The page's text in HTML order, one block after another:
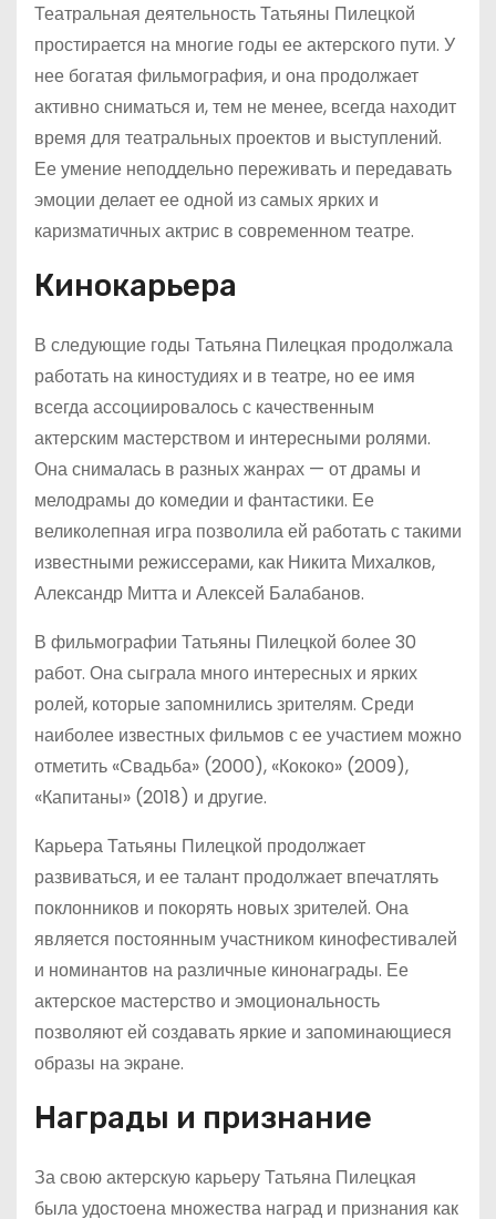
Театральная деятельность Татьяны Пилецкой
простирается на многие годы ее актерского пути. У
нее богатая фильмография, и она продолжает
активно сниматься и, тем не менее, всегда находит
время для театральных проектов и выступлений.
Ее умение неподдельно переживать и передавать
эмоции делает ее одной из самых ярких и
каризматичных актрис в современном театре.
Кинокарьера
В следующие годы Татьяна Пилецкая продолжала
работать на киностудиях и в театре, но ее имя
всегда ассоциировалось с качественным
актерским мастерством и интересными ролями.
Она снималась в разных жанрах — от драмы и
мелодрамы до комедии и фантастики. Ее
великолепная игра позволила ей работать с такими
известными режиссерами, как Никита Михалков,
Александр Митта и Алексей Балабанов.
В фильмографии Татьяны Пилецкой более 30
работ. Она сыграла много интересных и ярких
ролей, которые запомнились зрителям. Среди
наиболее известных фильмов с ее участием можно
отметить «Свадьба» (2000), «Кококо» (2009),
«Капитаны» (2018) и другие.
Карьера Татьяны Пилецкой продолжает
развиваться, и ее талант продолжает впечатлять
поклонников и покорять новых зрителей. Она
является постоянным участником кинофестивалей
и номинантов на различные кинонаграды. Ее
актерское мастерство и эмоциональность
позволяют ей создавать яркие и запоминающиеся
образы на экране.
Награды и признание
За свою актерскую карьеру Татьяна Пилецкая
была удостоена множества наград и признания как